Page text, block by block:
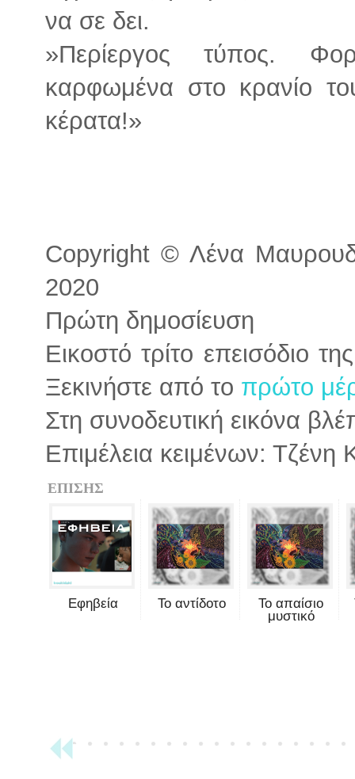
να σε δει.
»Περίεργος τύπος.
καρφωμένα στο κρανίο
κέρατα!»
Copyright © Λένα
2020
Πρώτη δημοσίευση
Εικοστό τρίτο επεισόδιο
Ξεκινήστε από το πρώτο
Στη συνοδευτική εικόνα
Επιμέλεια κειμένων: Τζένη
ΕΠΙΣΗΣ
Εφηβεία Το αντίδοτο
Το απαίσιο
μυστικό